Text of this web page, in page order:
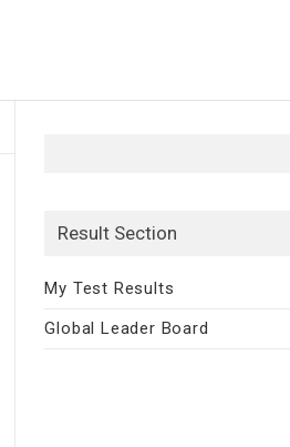
Result Section
My Test Results
Global Leader Board